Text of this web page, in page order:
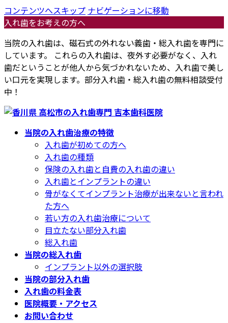
コンテンツへスキップ ナビゲーションに移動
入れ歯をお考えの方へ
当院の入れ歯は、磁石式の外れない義歯・総入れ歯を専門に
しています。 これらの入れ歯は、夜外す必要がなく、入れ
歯だということが他人から気づかれないため、入れ歯で美し
い口元を実現します。部分入れ歯・総入れ歯の無料相談受付
中！
当院の入れ歯治療の特徴
入れ歯が初めての方へ
入れ歯の種類
保険の入れ歯と自費の入れ歯の違い
入れ歯とインプラントの違い
骨がなくてインプラント治療が出来ないと言われ
た方へ
若い方の入れ歯治療について
目立たない部分入れ歯
総入れ歯
当院の総入れ歯
インプラント以外の選択肢
当院の部分入れ歯
入れ歯の料金表
医院概要・アクセス
お問い合わせ